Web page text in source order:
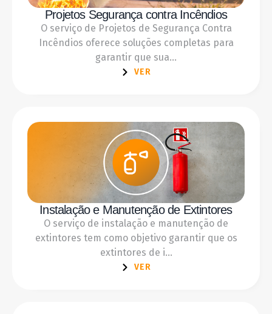
Projetos Segurança contra Incêndios
O serviço de Projetos de Segurança Contra
Incêndios oferece soluções completas para
garantir que sua...
VER
Instalação e Manutenção de Extintores
O serviço de instalação e manutenção de
extintores tem como objetivo garantir que os
extintores de i...
VER